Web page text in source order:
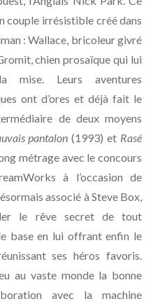
couple irrésistible créé dans
: Wallace, bricoleur givré
chien prosaïque qui lui
mise. Leurs aventures
ont d’ores et déjà fait le
de deux moyens
pantalon (1993) et Rasé
métrage avec le concours
à l’occasion de
associé à Steve Box,
le rêve secret de tout
base en lui offrant enfin le
ses héros favoris.
au vaste monde la bonne
avec la machine